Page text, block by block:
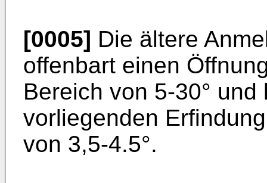
[0005] Die ältere
offenbart einen
Bereich von 5-30°
vorliegenden
von 3,5-4.5°.